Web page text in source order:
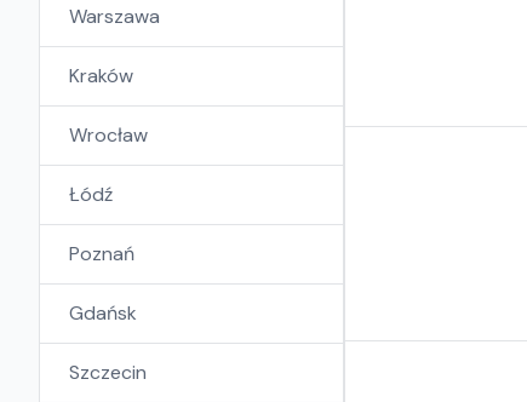
Warszawa
Kraków
Wrocław
Łódź
Poznań
Gdańsk
Szczecin